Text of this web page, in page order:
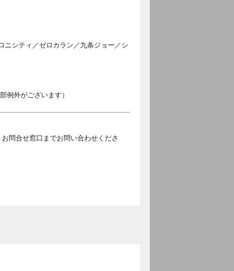
ニシティ／ゼロカラン／九条ジョー／シ
例外がございます）
問合せ窓口までお問い合わせくださ